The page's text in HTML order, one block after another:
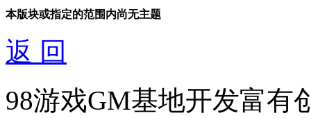
本版块或指定的范围内尚无主题
返 回
98游戏GM基地开发富有